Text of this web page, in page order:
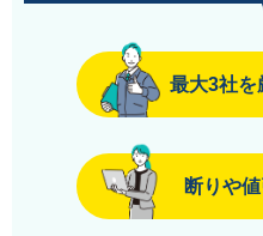
最大3社を
断りや